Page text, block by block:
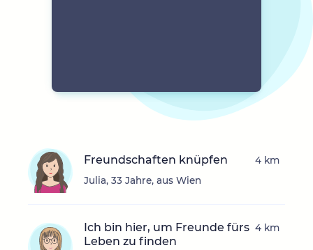
Freundschaften knüpfen
Julia, 33 Jahre, aus Wien
4 km
Ich bin hier, um Freunde fürs
Leben zu finden
4 km